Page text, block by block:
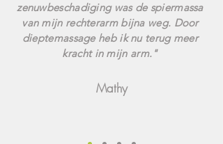
zenuwbeschadiging was de spiermassa
van mijn rechterarm bijna weg. Door
dieptemassage heb ik nu terug meer
kracht in mijn arm."
Mathy